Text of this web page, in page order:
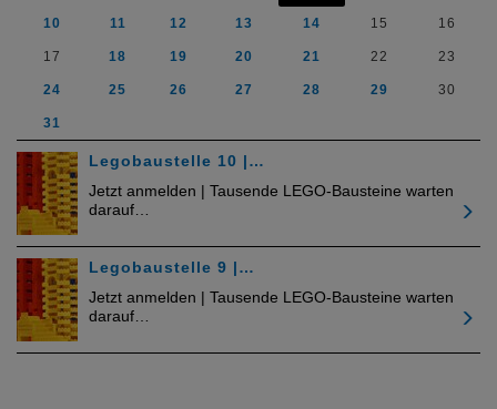
10 11 12 13 14 15 16
17 18 19 20 21 22 23
24 25 26 27 28 29 30
31
Legobaustelle 10 |…
Jetzt anmelden | Tausende LEGO-Bausteine warten
darauf…
Legobaustelle 9 |…
Jetzt anmelden | Tausende LEGO-Bausteine warten
darauf…